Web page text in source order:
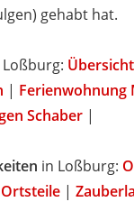
gehabt hat.
Übersicht
| Ferienwohnung
Schaber |
in Loßburg:
Ortsteile |